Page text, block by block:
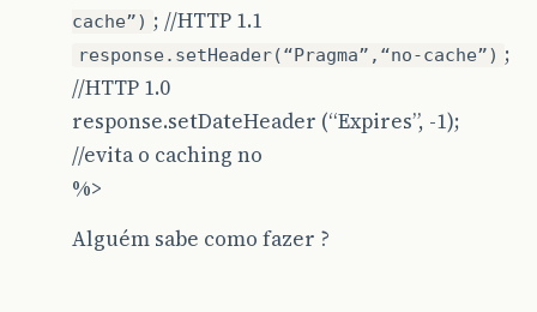
cache”) ; //HTTP 1.1
response.setHeader(“Pragma”,“no-cache”) ;
//HTTP 1.0
response.setDateHeader (“Expires”, -1);
//evita o caching no
%>
Alguém sabe como fazer ?